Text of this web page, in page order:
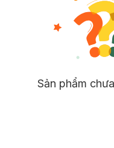
Sản phẩm